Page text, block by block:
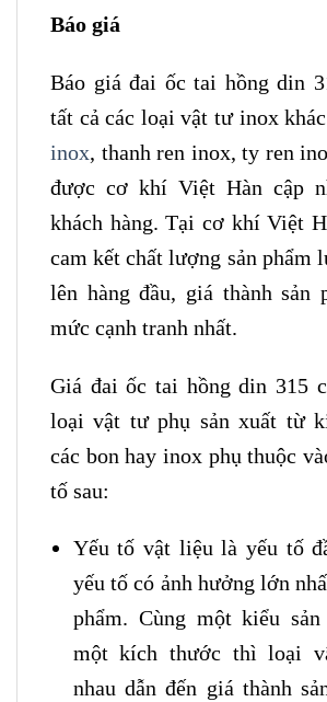
Báo giá
Báo giá đai ốc tai hồng din
tất cả các loại vật tư inox
inox, thanh ren inox, ty ren
được cơ khí Việt Hàn cập
khách hàng. Tại cơ khí Việt
cam kết chất lượng sản phẩm
lên hàng đầu, giá thành sản
mức cạnh tranh nhất.
Giá đai ốc tai hồng din 315
loại vật tư phụ sản xuất từ
các bon hay inox phụ thuộc
tố sau:
Yếu tố vật liệu là yếu tố
yếu tố có ảnh hưởng lớn
phẩm. Cùng một kiểu sản
một kích thước thì loại
nhau dẫn đến giá thành